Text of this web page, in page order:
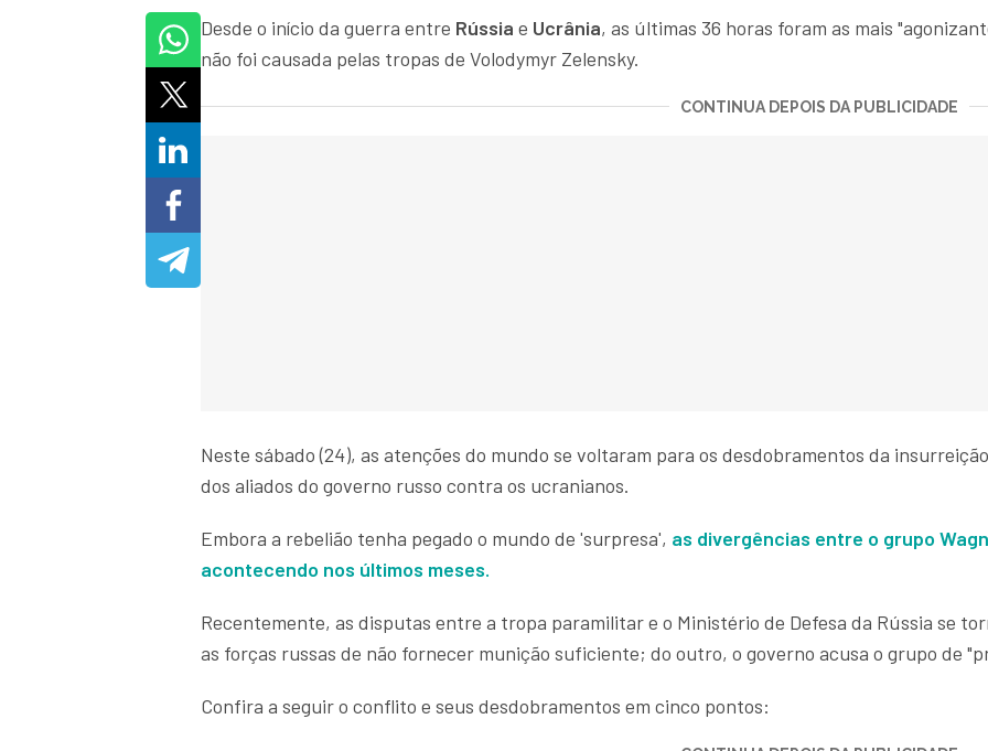
Desde o início da guerra entre Rússia e Ucrânia, as últimas 36 horas foram as mais
não foi causada pelas tropas de Volodymyr Zelensky.
CONTINUA DEPOIS DA PUBLICIDADE
Neste sábado (24), as atenções do mundo se voltaram para os desdobramentos da
dos aliados do governo russo contra os ucranianos.
Embora a rebelião tenha pegado o mundo de 'surpresa', as divergências entre o grupo
acontecendo nos últimos meses.
Recentemente, as disputas entre a tropa paramilitar e o Ministério de Defesa da Rússia se
as forças russas de não fornecer munição suficiente; do outro, o governo acusa o grupo de
Confira a seguir o conflito e seus desdobramentos em cinco pontos: